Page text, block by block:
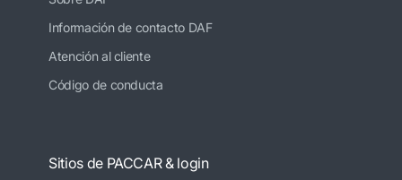
Información de contacto DAF
Atención al cliente
Código de conducta
Sitios de PACCAR & login